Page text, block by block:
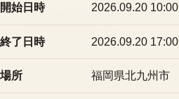
ッ
プ
ブログ
メンバー募集
開始日時 2026.09.20 10:00
終了日時 2026.09.20 17:00
場所 福岡県北九州市